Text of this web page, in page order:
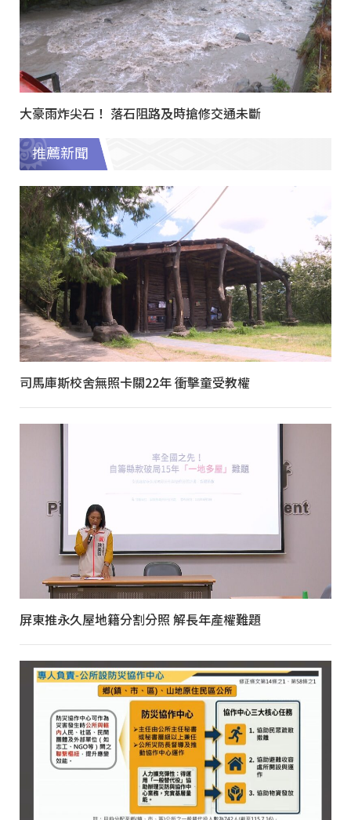
大豪雨炸尖石！ 落石阻路及時搶修交通未斷
推薦新聞
司馬庫斯校舍無照卡關22年 衝擊童受教權
屏東推永久屋地籍分割分照 解長年產權難題